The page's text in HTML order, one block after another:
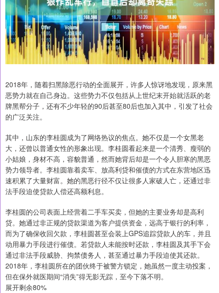
2018年，随着扫黑除恶行动的全面展开，许多人惊讶地发现，原来黑
恶势力就在自己身边。这些势力不仅包括从上世纪末开始就活跃的老
牌黑帮分子，还有不少年轻的90后甚至80后也加入其中，引发了社会
的广泛关注。
其中，山东的李桂圆成为了网络热议的焦点。她不仅是一个女黑老
大，还曾以普通女性的形象出现。李桂圆看起来是一个清秀、瘦弱的
小姑娘，身材不高，容貌普通，然而她背后却是一个令人胆寒的黑恶
势力领导者。李桂圆靠着卖车、放高利贷和催债的方式在东营地区迅
速积累了大量财富。她的黑恶行径不仅让很多人家破人亡，还通过非
法手段迫使贷款人偿还高额利息。
李桂圆的公司表面上经营着二手车买卖，但她的主要业务却是高利
贷。她通过非正规的贷款渠道为客户提供资金，远高于银行的利率，
而为了确保收回欠款，李桂圆甚至会装上GPS追踪贷款人的车，并且
动用暴力手段进行催债。若贷款人未能按时还款，李桂圆及其手下会
通过非法手段威胁、拘禁债务人，甚至通过暴力手段迫使其还款。
2018年，李桂圆所在的团伙终于被警方锁定，她虽然一度主动投案，
但在保外就医期间“消失”得无影无踪，至今下落不明。
展开剩余80%